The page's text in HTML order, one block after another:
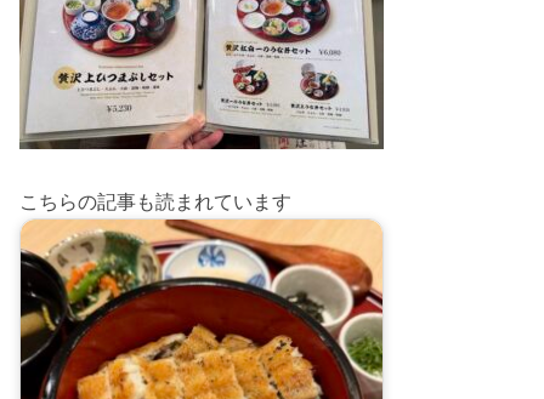
こちらの記事も読まれています